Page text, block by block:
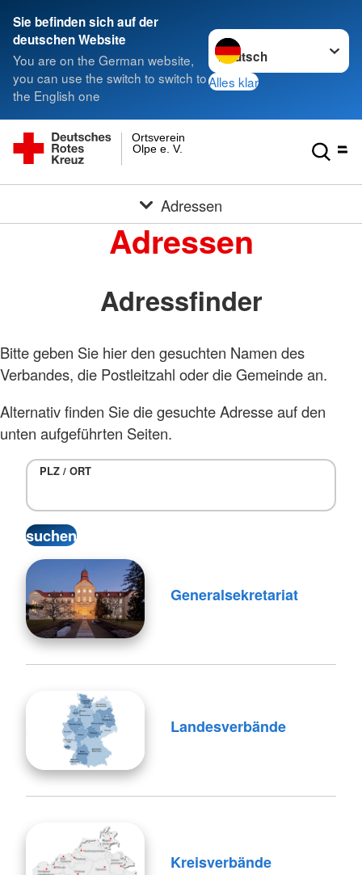
Sie befinden sich auf der
deutschen Website
You are on the German website,
you can use the switch to switch to
the English one
Sprache wechseln zu
Alles klar
Olpe e. V.
Ortsverein
Adressen
Adressen
Adressfinder
Bitte geben Sie hier den gesuchten Namen des
Verbandes, die Postleitzahl oder die Gemeinde an.
Alternativ finden Sie die gesuchte Adresse auf den
unten aufgeführten Seiten.
PLZ / ORT
Generalsekretariat
Landesverbände
Kreisverbände